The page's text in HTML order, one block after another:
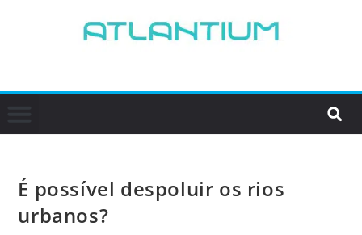
É possível despoluir os rios
urbanos?